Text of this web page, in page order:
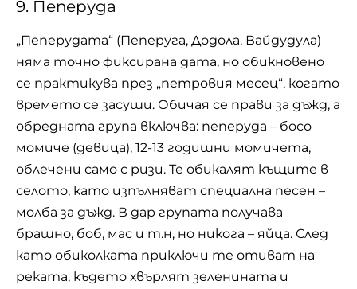
9. Пеперуда
„Пеперудата“ (Пеперуга, Додола, Вайдудула)
няма точно фиксирана дата, но обикновено
се практикува през „петровия месец“, когато
времето се засуши. Обичая се прави за дъжд, а
обредната група включва: пеперуда – босо
момиче (девица), 12-13 годишни момичета,
облечени само с ризи. Те обикалят къщите в
селото, като изпълняват специална песен –
молба за дъжд. В дар групата получава
брашно, боб, мас и т.н, но никога – яйца. След
като обиколката приключи те отиват на
реката, където хвърлят зеленината и